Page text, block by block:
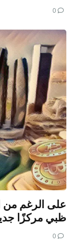
على الرغم من
ظبي مركزًا